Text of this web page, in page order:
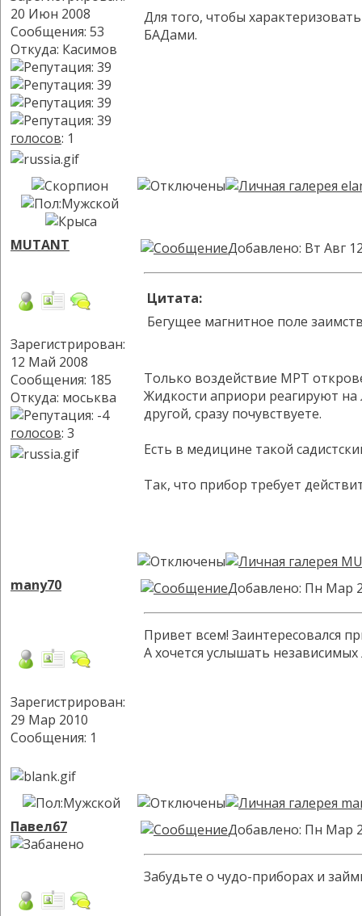
20 Июн 2008
Сообщения: 53
Откуда: Касимов
голосов: 1
Для того, чтобы
БАДами.
MUTANT
Зарегистрирован:
12 Май 2008
Сообщения: 185
Откуда: моськва
голосов: 3
Добавлено: Вт Авг
Цитата:
Бегущее магнитное поле
Только воздействие МРТ
Жидкости априори реагируют
другой, сразу почувствуете.
Есть в медицине такой
Так, что прибор требует
many70
Зарегистрирован:
29 Мар 2010
Сообщения: 1
Добавлено: Пн Мар
Привет всем! Заинтересовался
А хочется услышать
Павел67 Добавлено: Пн Мар
Забудьте о чудо-приборах и